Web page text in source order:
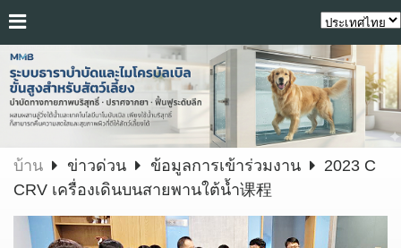
บ้าน ข่าวด่วน ข้อมูลการเข้าร่วมงาน
2023 C
CRV เครื่องเดินบนสายพานใต้น้ำ课程